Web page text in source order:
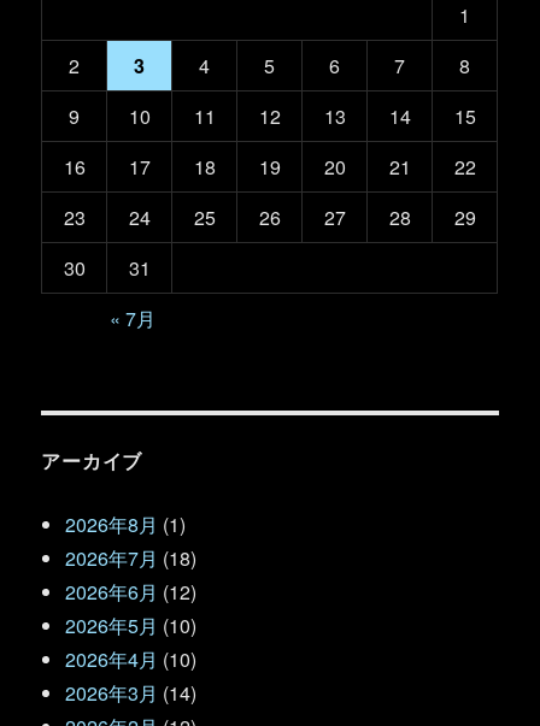
1
2
3 4 5 6 7
8
9
10 11 12 13 14
15
16
17 18 19 20 21
22
23
24 25 26 27 28
29
30
31
« 7月
アーカイブ
2026年8月 (1)
2026年7月 (18)
2026年6月 (12)
2026年5月 (10)
2026年4月 (10)
2026年3月 (14)